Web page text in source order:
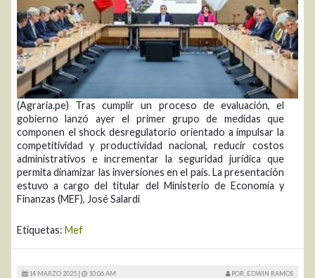
(Agraria.pe) Tras cumplir un proceso de evaluación, el
gobierno lanzó ayer el primer grupo de medidas que
componen el shock desregulatorio orientado a impulsar la
competitividad y productividad nacional, reducir costos
administrativos e incrementar la seguridad jurídica que
permita dinamizar las inversiones en el país. La presentación
estuvo a cargo del titular del Ministerio de Economía y
Finanzas (MEF), José Salardi
Etiquetas: Mef
14 MARZO 2025 | 10:06 AM POR: EDWIN RAMOS